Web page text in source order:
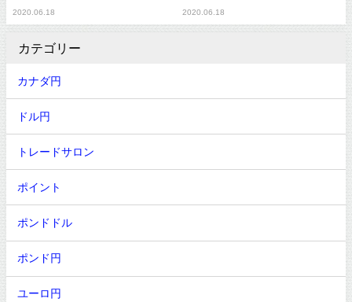
2020.06.18 2020.06.18
カテゴリー
カナダ円
ドル円
トレードサロン
ポイント
ポンドドル
ポンド円
ユーロ円